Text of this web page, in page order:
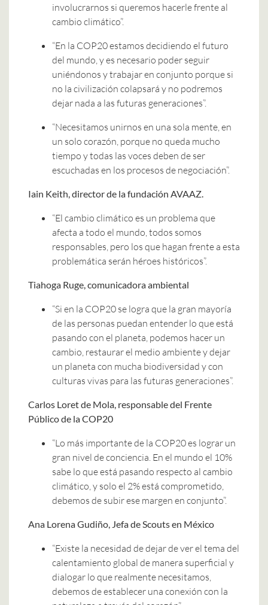
involucrarnos si queremos hacerle frente al
cambio climático”.
“En la COP20 estamos decidiendo el futuro
del mundo, y es necesario poder seguir
uniéndonos y trabajar en conjunto porque si
no la civilización colapsará y no podremos
dejar nada a las futuras generaciones”.
“Necesitamos unirnos en una sola mente, en
un solo corazón, porque no queda mucho
tiempo y todas las voces deben de ser
escuchadas en los procesos de negociación”.
Iain Keith, director de la fundación AVAAZ.
“El cambio climático es un problema que
afecta a todo el mundo, todos somos
responsables, pero los que hagan frente a esta
problemática serán héroes históricos”.
Tiahoga Ruge, comunicadora ambiental
“Si en la COP20 se logra que la gran mayoría
de las personas puedan entender lo que está
pasando con el planeta, podemos hacer un
cambio, restaurar el medio ambiente y dejar
un planeta con mucha biodiversidad y con
culturas vivas para las futuras generaciones”.
Carlos Loret de Mola, responsable del Frente
Público de la COP20
“Lo más importante de la COP20 es lograr un
gran nivel de conciencia. En el mundo el 10%
sabe lo que está pasando respecto al cambio
climático, y solo el 2% está comprometido,
debemos de subir ese margen en conjunto”.
Ana Lorena Gudiño, Jefa de Scouts en México
“Existe la necesidad de dejar de ver el tema del
calentamiento global de manera superficial y
dialogar lo que realmente necesitamos,
debemos de establecer una conexión con la